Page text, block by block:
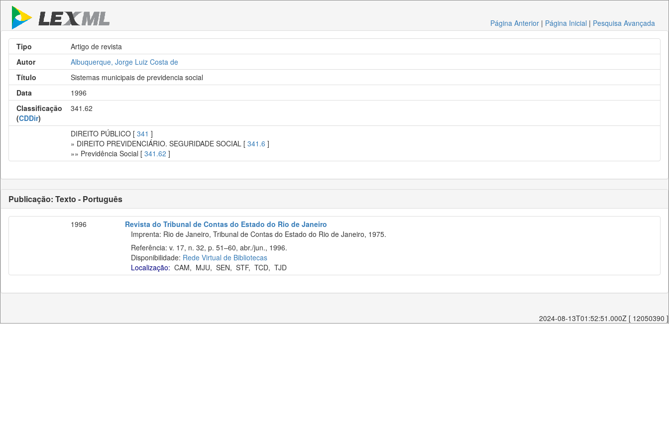
Página Anterior | Página Inicial | Pesquisa Avançada
Tipo
Artigo de revista
Autor
Albuquerque, Jorge Luiz Costa de
Título
Sistemas municipais de previdencia social
Data
1996
Classificação
(CDDir)
341.62
DIREITO PÚBLICO [ 341 ]
» DIREITO PREVIDENCIÁRIO. SEGURIDADE SOCIAL [ 341.6 ]
»» Previdência Social [ 341.62 ]
Publicação: Texto - Português
1996
Revista do Tribunal de Contas do Estado do Rio de Janeiro
Imprenta: Rio de Janeiro, Tribunal de Contas do Estado do Rio de Janeiro, 1975.
Referência: v. 17, n. 32, p. 51–60, abr./jun., 1996.
Disponibilidade: Rede Virtual de Bibliotecas
Localização: CAM, MJU, SEN, STF, TCD, TJD
2024-08-13T01:52:51.000Z [ 12050390 ]